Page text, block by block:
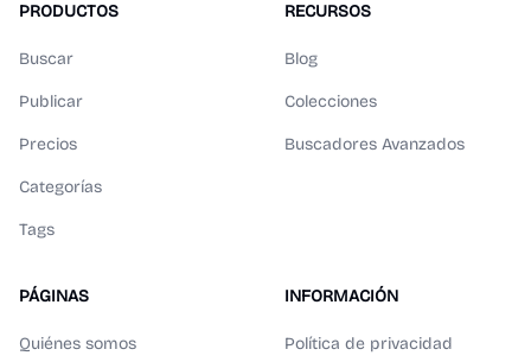
PRODUCTOS
Buscar
Publicar
Precios
Categorías
Tags
RECURSOS
Blog
Colecciones
Buscadores Avanzados
PÁGINAS
Quiénes somos
INFORMACIÓN
Política de privacidad